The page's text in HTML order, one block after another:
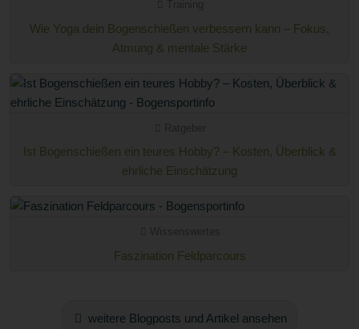
Wie Yoga dein Bogenschießen verbessern kann – Fokus,
Atmung & mentale Stärke
Ist Bogenschießen ein teures Hobby? – Kosten, Überblick &
ehrliche Einschätzung
Faszination Feldparcours
weitere Blogposts und Artikel ansehen